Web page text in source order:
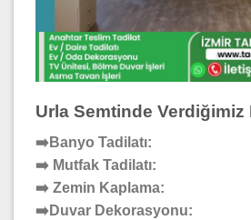
Urla Semtinde Verdiğimiz
➡️Banyo Tadilatı:
➡️ Mutfak Tadilatı:
➡️ Zemin Kaplama:
➡️Duvar Dekorasyonu: